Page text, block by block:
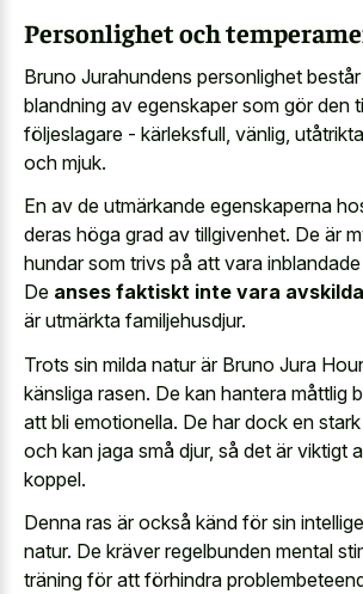
Personlighet och
Bruno Jurahundens personlighet
blandning av egenskaper som gör den
följeslagare - kärleksfull, vänlig,
och mjuk.
En av de utmärkande egenskaperna
deras höga grad av tillgivenhet. De är
hundar som trivs på att vara inblandade
De anses faktiskt inte vara
är utmärkta familjehusdjur.
Trots sin milda natur är Bruno Jura
känsliga rasen. De kan hantera måttlig
att bli emotionella. De har dock en
och kan jaga små djur, så det är viktigt
koppel.
Denna ras är också känd för sin
natur. De kräver regelbunden mental
träning för att förhindra